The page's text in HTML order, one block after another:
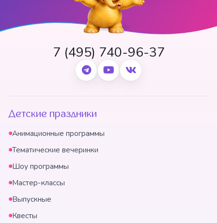
7 (495) 740-96-37
Детские праздники
Анимационные программы
Тематические вечеринки
Шоу программы
Мастер-классы
Выпускные
Квесты